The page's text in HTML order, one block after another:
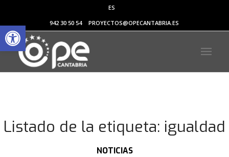
Abrir barra de herramientas
ES
942 30 50 54
PROYECTOS@OPECANTABRIA.ES
Listado de la etiqueta: igualdad
NOTICIAS